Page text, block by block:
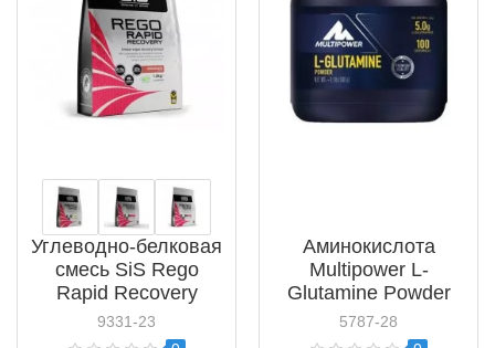
Углеводно-белковая
смесь SiS Rego
Rapid Recovery
(5025324012)
9331-23
Аминокислота
Multipower L-
Glutamine Powder
(12981)
5787-28